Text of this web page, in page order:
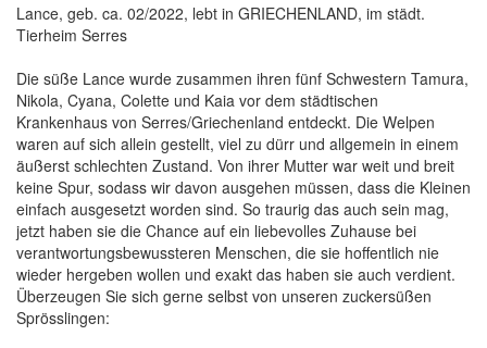
Lance, geb. ca. 02/2022, lebt in GRIECHENLAND, im städt.
Tierheim Serres
Die süße Lance wurde zusammen ihren fünf Schwestern Tamura,
Nikola, Cyana, Colette und Kaia vor dem städtischen
Krankenhaus von Serres/Griechenland entdeckt. Die Welpen
waren auf sich allein gestellt, viel zu dürr und allgemein in einem
äußerst schlechten Zustand. Von ihrer Mutter war weit und breit
keine Spur, sodass wir davon ausgehen müssen, dass die Kleinen
einfach ausgesetzt worden sind. So traurig das auch sein mag,
jetzt haben sie die Chance auf ein liebevolles Zuhause bei
verantwortungsbewussteren Menschen, die sie hoffentlich nie
wieder hergeben wollen und exakt das haben sie auch verdient.
Überzeugen Sie sich gerne selbst von unseren zuckersüßen
Sprösslingen: